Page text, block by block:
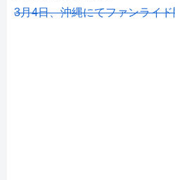
3月4日、沖縄にてファンライ